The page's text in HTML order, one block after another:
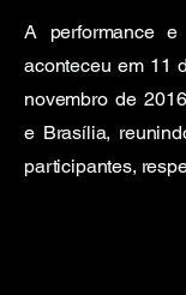
A performance e
aconteceu em 11
novembro de
e Brasília,
participantes,